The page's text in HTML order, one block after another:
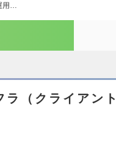
用…
ラ（クライアン